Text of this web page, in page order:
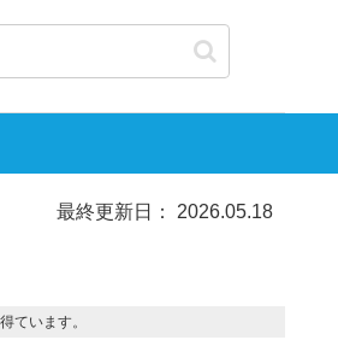
最終更新日： 2026.05.18
ています。